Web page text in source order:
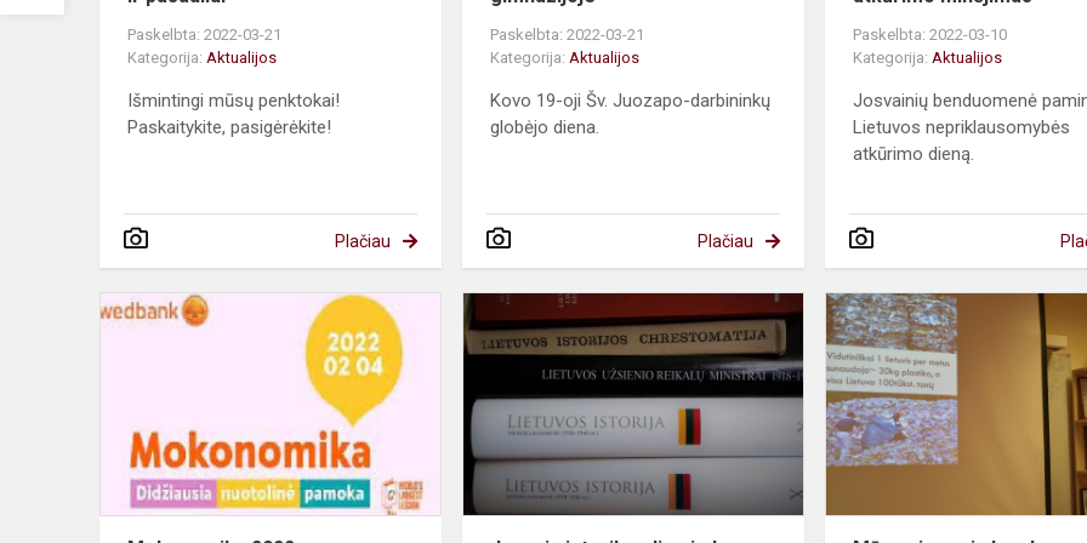
Paskelbta: 2022-03-21
Kategorija: Aktualijos
Išmintingi mūsų penktokai!
Paskaitykite, pasigėrėkite!
Plačiau
Paskelbta: 2022-03-21
Kategorija:Aktualijos
Kovo 19-oji Šv. Juozapo-darbininkų
globėjo diena.
Plačiau
Paskelbta: 2022-03-10
Kategorija:Aktualijos
Josvainių benduomenė
Lietuvos nepriklausomybės
atkūrimo dieną.
Mokonomika
2022
Jaunųjų
istorikų
olimpiada